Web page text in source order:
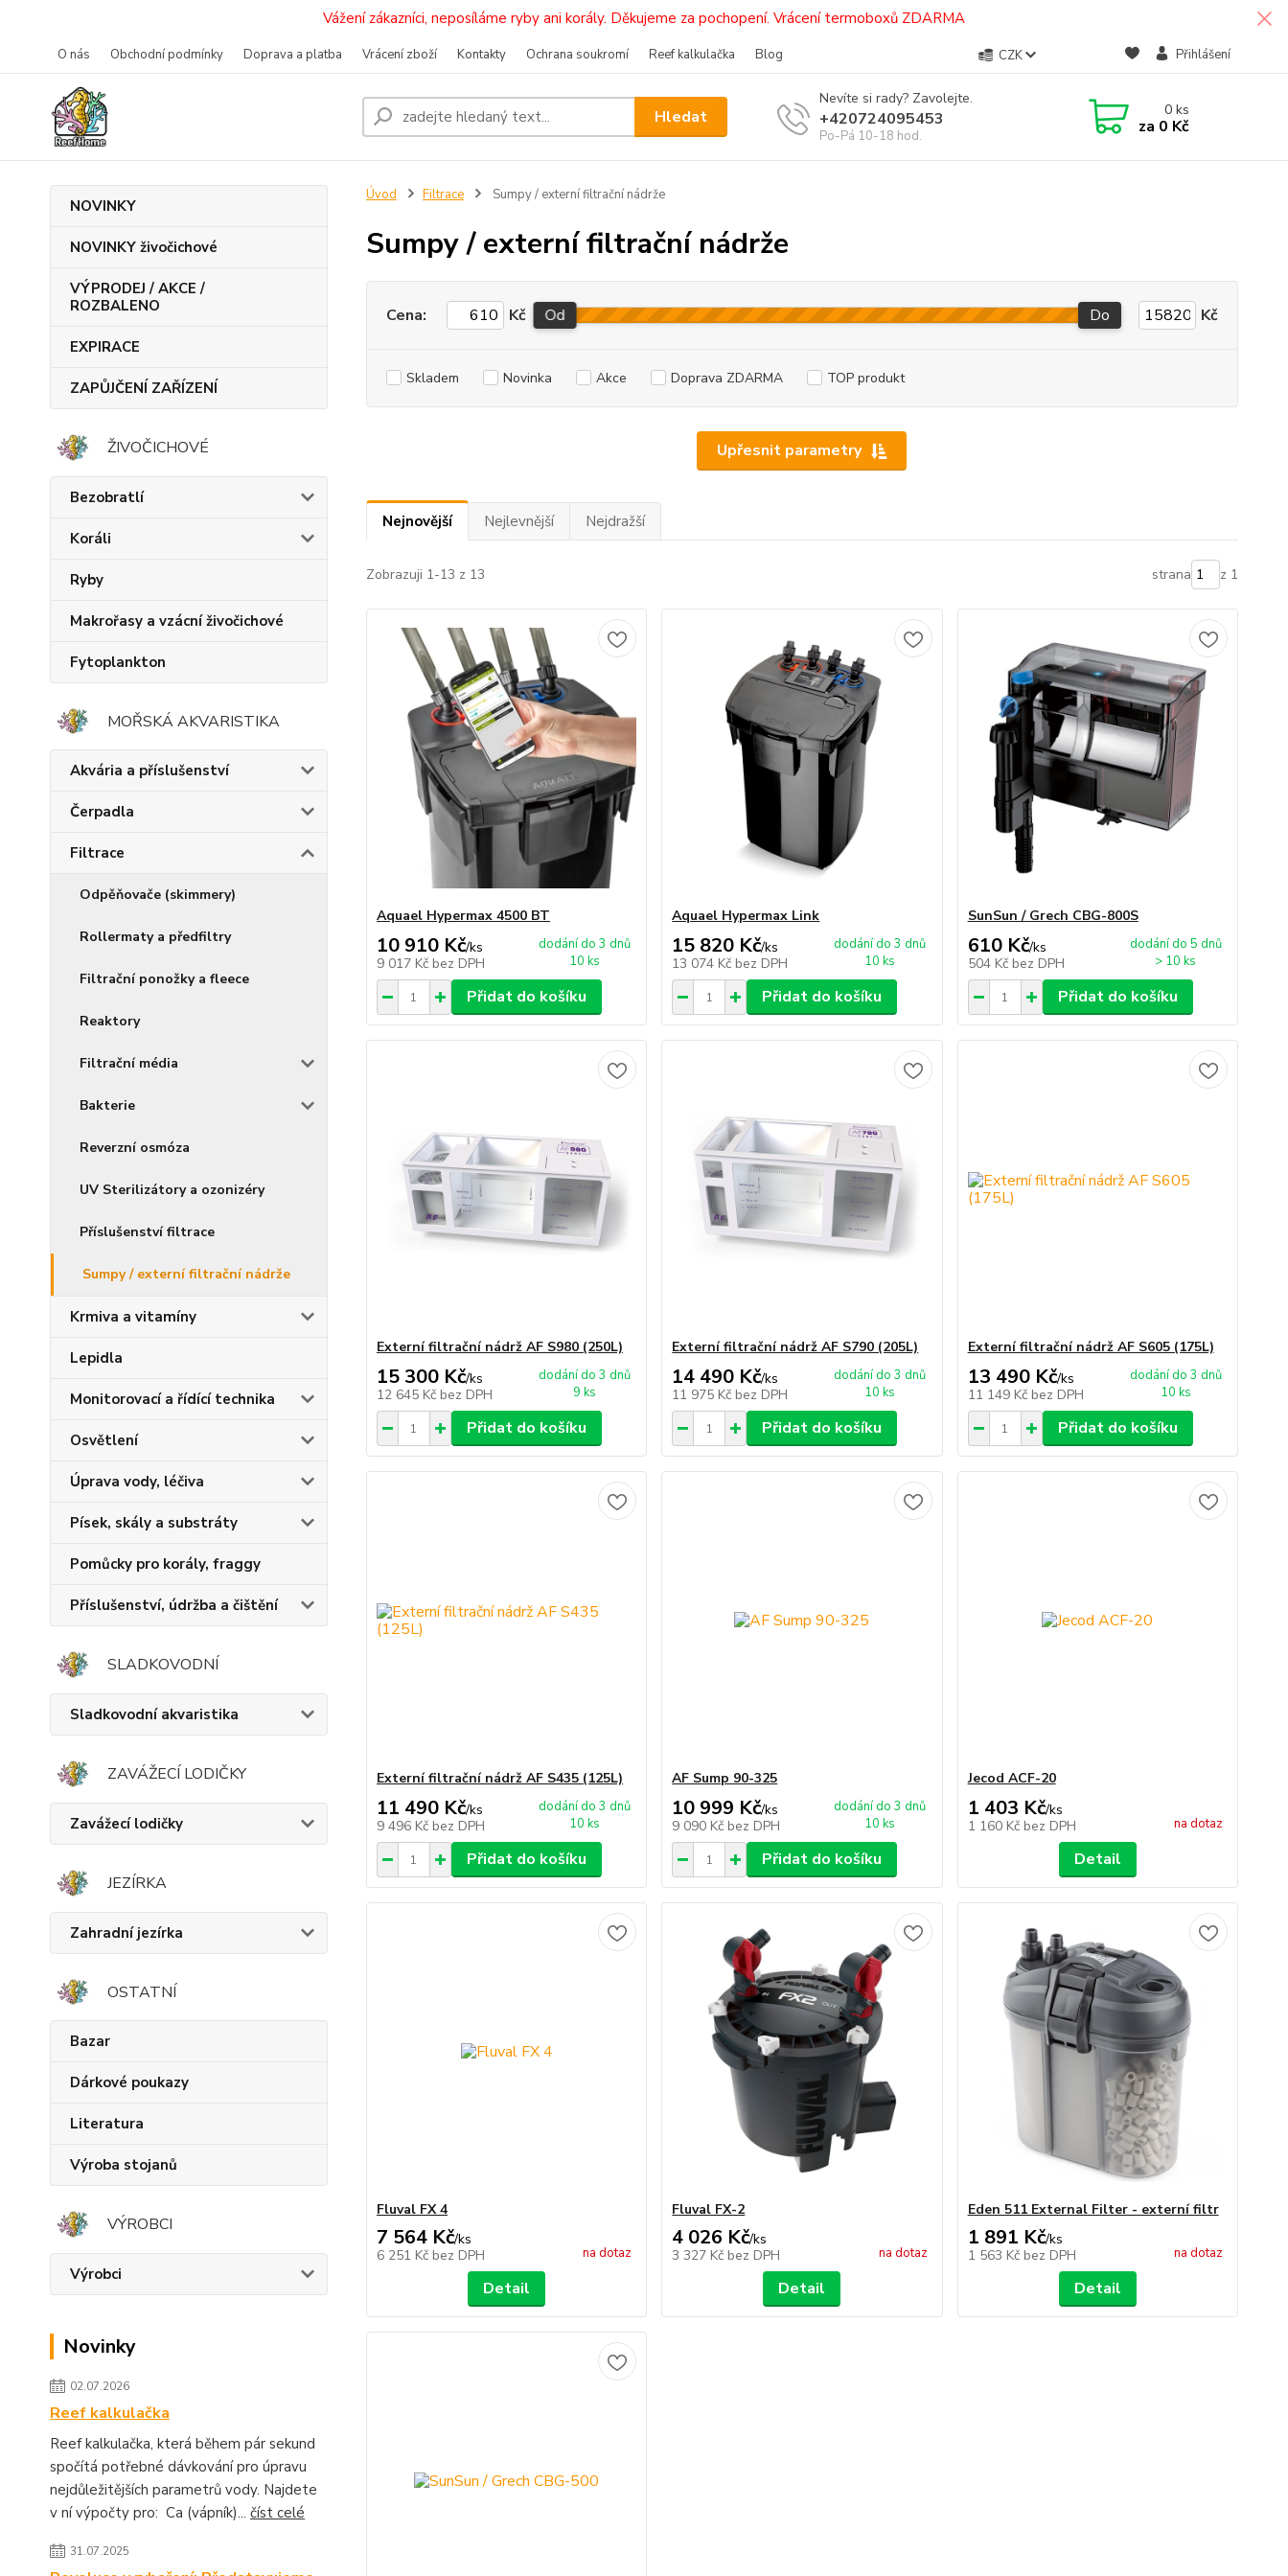
Vážení zákazníci, neposíláme ryby ani korály. Děkujeme za pochopení. Vrácení termoboxů ZDARMA
O nás Obchodní podmínky Doprava a platba Vrácení zboží Kontakty Ochrana soukromí Reef kalkulačka Blog CZK Přihlášení
Hledat
Nevíte si rady? Zavolejte.
+420724095453
Po-Pá 10-18 hod.
0ks
za 0 Kč
NOVINKY
NOVINKY živočichové
VÝPRODEJ / AKCE /
ROZBALENO
EXPIRACE
ZAPŮJČENÍ ZAŘÍZENÍ
ŽIVOČICHOVÉ
Bezobratlí
Koráli
Ryby
Makrořasy a vzácní živočichové
Fytoplankton
MOŘSKÁ AKVARISTIKA
Akvária a příslušenství
Čerpadla
Filtrace
Odpěňovače (skimmery)
Rollermaty a předfiltry
Filtrační ponožky a fleece
Reaktory
Filtrační média
Bakterie
Reverzní osmóza
UV Sterilizátory a ozonizéry
Příslušenství filtrace
Sumpy / externí filtrační nádrže
Krmiva a vitamíny
Lepidla
Monitorovací a řídící technika
Osvětlení
Úprava vody, léčiva
Písek, skály a substráty
Pomůcky pro korály, fraggy
Příslušenství, údržba a čištění
SLADKOVODNÍ
Sladkovodní akvaristika
ZAVÁŽECÍ LODIČKY
Zavážecí lodičky
JEZÍRKA
Zahradní jezírka
OSTATNÍ
Bazar
Dárkové poukazy
Literatura
Výroba stojanů
VÝROBCI
Výrobci
Novinky
02.07.2026
Reef kalkulačka
Reef kalkulačka, která během pár sekund
spočítá potřebné dávkování pro úpravu
nejdůležitějších parametrů vody. Najdete
v ní výpočty pro: Ca (vápník)... číst celé
31.07.2025
Úvod Filtrace Sumpy / externí filtrační nádrže
Sumpy / externí filtrační nádrže
Upřesnit parametry
Cena: Kč Od Do Kč
Skladem Novinka Akce Doprava ZDARMA TOP produkt
Nejnovější Nejlevnější Nejdražší
Zobrazuji 1-13 z 13 strana z 1
Aquael Hypermax 4500 BT
10 910 Kč/ks
9 017 Kč bez DPH
dodání do 3 dnů
10 ks
Přidat do košíku
Aquael Hypermax Link
15 820 Kč/ks
13 074 Kč bez DPH
dodání do 3 dnů
10 ks
Přidat do košíku
SunSun / Grech CBG-800S
610 Kč/ks
504 Kč bez DPH
dodání do 5 dnů
> 10 ks
Přidat do košíku
Externí filtrační nádrž AF S980 (250L)
15 300 Kč/ks
12 645 Kč bez DPH
dodání do 3 dnů
9 ks
Přidat do košíku
Externí filtrační nádrž AF S790 (205L)
14 490 Kč/ks
11 975 Kč bez DPH
dodání do 3 dnů
10 ks
Přidat do košíku
Externí filtrační nádrž AF S605 (175L)
13 490 Kč/ks
11 149 Kč bez DPH
dodání do 3 dnů
10 ks
Přidat do košíku
Externí filtrační nádrž AF S435 (125L)
11 490 Kč/ks
9 496 Kč bez DPH
dodání do 3 dnů
10 ks
Přidat do košíku
AF Sump 90-325
10 999 Kč/ks
9 090 Kč bez DPH
dodání do 3 dnů
10 ks
Přidat do košíku
Jecod ACF-20
1 403 Kč/ks
1 160 Kč bez DPH na dotaz
Detail
Fluval FX 4
7 564 Kč/ks
6 251 Kč bez DPH na dotaz
Detail
Fluval FX-2
4 026 Kč/ks
3 327 Kč bez DPH na dotaz
Detail
Eden 511 External Filter - externí filtr
1 891 Kč/ks
1 563 Kč bez DPH na dotaz
Detail